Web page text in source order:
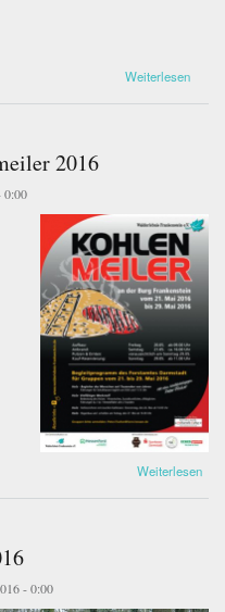
Weiterlesen
2016
0:00
Weiterlesen
- 0:00